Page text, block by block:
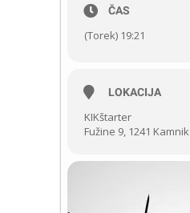
ČAS
(Torek) 19:21
LOKACIJA
KIKštarter
Fužine 9, 1241 Kamnik